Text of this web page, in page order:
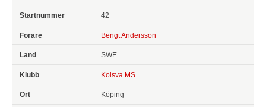
42
Bengt Andersson
SWE
Kolsva MS
Köping